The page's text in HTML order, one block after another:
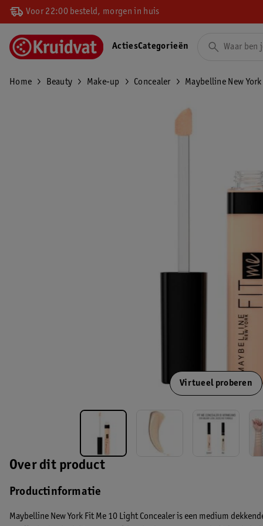
Voor 22:00 besteld, morgen in huis
ActiesCategorieën
Home Beauty Make-up Concealer Maybelline New
Virtueel proberen
Over dit product
Productinformatie
Maybelline New York Fit Me 10 Light Concealer is een medium